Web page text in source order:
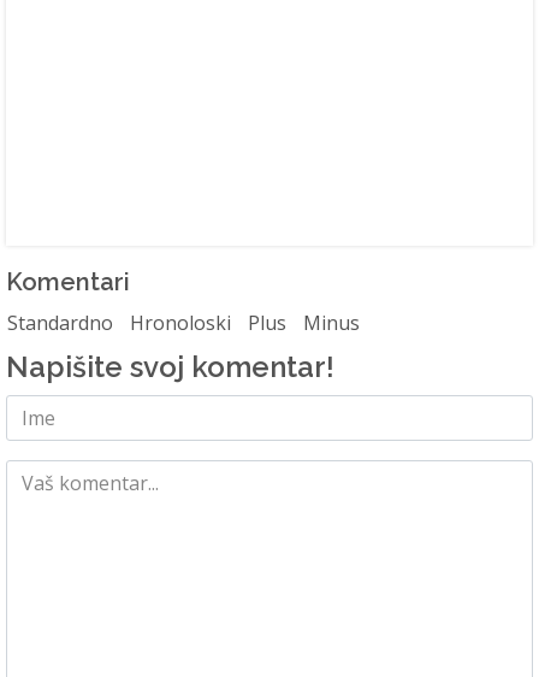
Komentari
Standardno Hronoloski Plus Minus
Napišite svoj komentar!